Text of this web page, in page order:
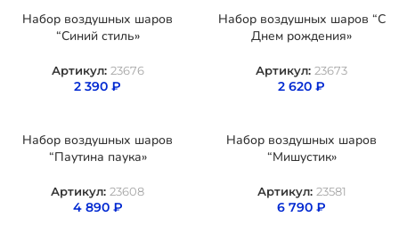
Набор воздушных шаров
“Синий стиль»
Артикул: 23676
2 390 ₽
Набор воздушных шаров “С
Днем рождения»
Артикул: 23673
2 620 ₽
Набор воздушных шаров
“Паутина паука»
Артикул: 23608
4 890 ₽
Набор воздушных шаров
“Мишустик»
Артикул: 23581
6 790 ₽